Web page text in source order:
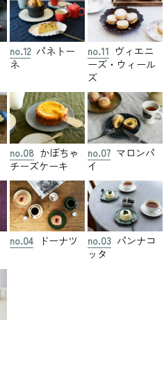
no.12 パネトー
ネ
no.11 ヴィエニ
ーズ・ウィール
ズ
no.08 かぼちゃ
チーズケーキ
no.07 マロンパ
イ
no.04 ドーナツ no.03 パンナコ
ッタ